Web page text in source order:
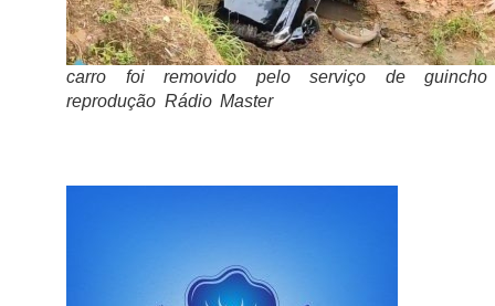
carro foi removido pelo serviço de
reprodução Rádio Master